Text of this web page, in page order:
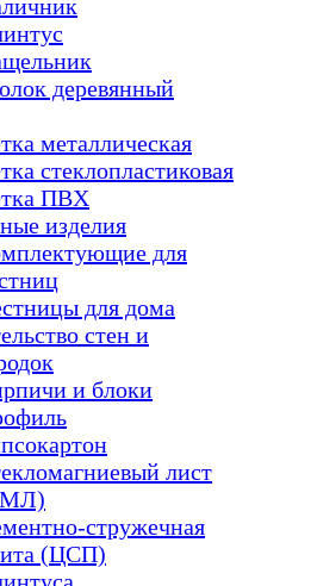
деревянный
металлическая
стеклопластиковая
ПВХ
изделия
для
для дома
стен и
и блоки
лист
стружечная
(ЦСП)